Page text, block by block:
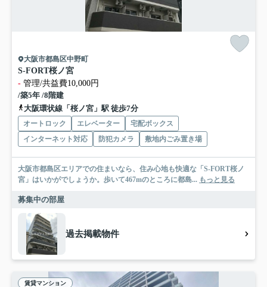
大阪市都島区中野町
S-FORT桜ノ宮
- 管理/共益費10,000円
/築5年 /8階建
大阪環状線「桜ノ宮」駅 徒歩7分
オートロック エレベーター
宅配ボックス
インターネット対応
防犯カメラ 敷地内ごみ置き場
大阪市都島区エリアでの住まいなら、住み心地も快適な「S-FORT桜ノ
宮」はいかがでしょうか。歩いて467mのところに都島... もっと見る
募集中の部屋
過去掲載物件
賃貸マンション